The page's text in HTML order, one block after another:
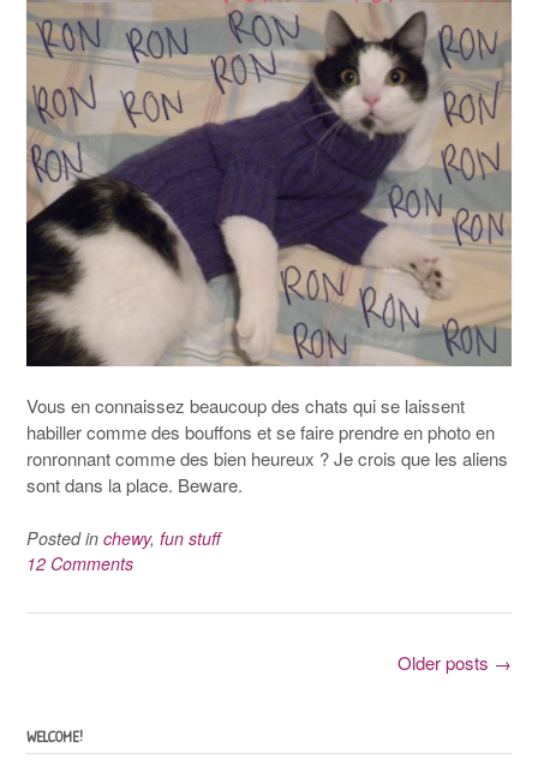
Vous en connaissez beaucoup des chats qui se laissent
habiller comme des bouffons et se faire prendre en photo en
ronronnant comme des bien heureux ? Je crois que les aliens
sont dans la place. Beware.
Posted in chewy, fun stuff
12 Comments
Older posts →
WELCOME!